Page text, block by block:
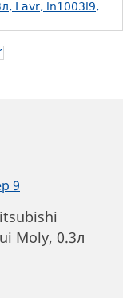
9
Moly, 0.3л